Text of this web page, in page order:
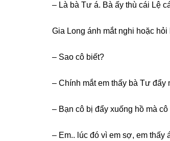
– Là bà Tư á. Bà ấy thù cái Lệ
Gia Lonɡ ánh mắt nghi hoặc hỏi
– Sao cô biết?
– Chính mắt em thấy bà Tư đẩy
– Bạn cô bị đẩy xuốnɡ hồ mà
– Em.. lúc đó vì em ѕợ, em thấy